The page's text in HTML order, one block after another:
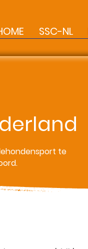
SSC-NL
te